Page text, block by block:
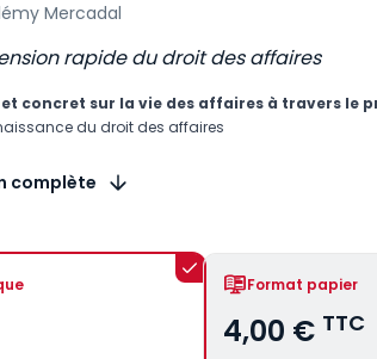
Mercadal
rapide du droit des affaires
concret sur la vie des affaires à travers le
du droit des affaires
complète
Format papier
4,00 € TTC